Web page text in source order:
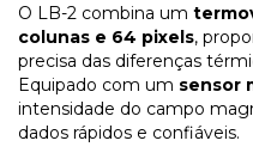
O LB-2 combina um
colunas e 64 pixels,
precisa das diferenças
Equipado com um sensor
intensidade do campo
dados rápidos e confiáveis.